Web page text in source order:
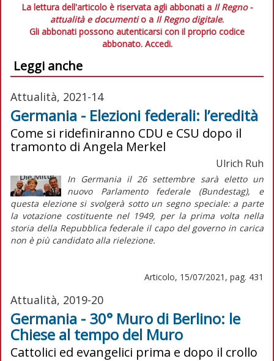
La lettura dell'articolo è riservata agli abbonati a Il Regno -
attualità e documentio a Il Regno digitale.
Gli abbonati possono autenticarsi con il proprio codice
abbonato. Accedi.
Leggi anche
Attualità, 2021-14
Germania - Elezioni federali: l’eredità
Come si ridefiniranno CDU e CSU dopo il
tramonto di Angela Merkel
Ulrich Ruh
In Germania il 26 settembre sarà eletto un
nuovo Parlamento federale (Bundestag), e
questa elezione si svolgerà sotto un segno speciale: a parte
la votazione costituente nel 1949, per la prima volta nella
storia della Repubblica federale il capo del governo in carica
non è più candidato alla rielezione.
Articolo, 15/07/2021, pag. 431
Attualità, 2019-20
Germania - 30° Muro di Berlino: le
Chiese al tempo del Muro
Cattolici ed evangelici prima e dopo il crollo